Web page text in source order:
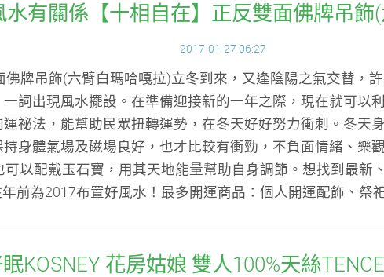
水有關係【十相自在】正反雙面佛牌吊飾
2017-01-27 06:27
佛牌吊飾(六臂白瑪哈嘎拉)立冬到來，又逢陰陽之氣交替，
詞出現風水擺設。在準備迎接新的一年之際，現在就可以
祕法，能幫助民眾扭轉運勢，在冬天好好努力衝刺。冬天
身體氣場及磁場良好，也才比較有衝勁，不負面情緒、樂
可以配戴玉石寶，用其天地能量幫助自身調節。想找到最新
前為2017布置好風水！最多開運商品：個人開運配飾、祭
KOSNEY 花房姑娘 雙人100%天絲